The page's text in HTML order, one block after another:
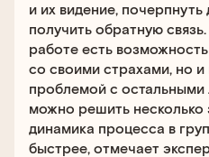
и их видение,
получить обратную
работе есть
со своими страхами, но и
проблемой с
можно решить несколько
динамика процесса в
быстрее, отмечает